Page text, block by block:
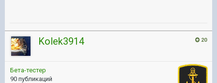
20
Kolek3914
Бета-тестер
90 публикаций